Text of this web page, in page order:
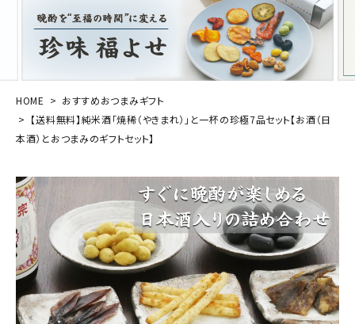
search
ログイン 会員登録
お酒別オススメ
価格別
お問い合わせ
HOME
おすすめおつまみギフト
【送料無料】純米酒「焼稀（やきまれ）」と一杯の珍極7品セット【お酒（日
本酒）とおつまみのギフトセット】